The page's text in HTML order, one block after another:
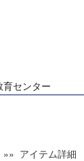
育センター
ンスティテュート
»» アイテム詳細